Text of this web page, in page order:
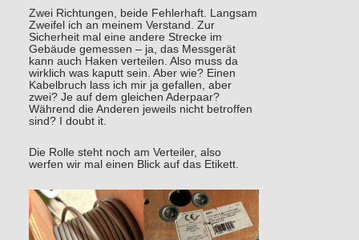
Zwei Richtungen, beide Fehlerhaft. Langsam
Zweifel ich an meinem Verstand. Zur
Sicherheit mal eine andere Strecke im
Gebäude gemessen – ja, das Messgerät
kann auch Haken verteilen. Also muss da
wirklich was kaputt sein. Aber wie? Einen
Kabelbruch lass ich mir ja gefallen, aber
zwei? Je auf dem gleichen Aderpaar?
Während die Anderen jeweils nicht betroffen
sind? I doubt it.
Die Rolle steht noch am Verteiler, also
werfen wir mal einen Blick auf das Etikett.